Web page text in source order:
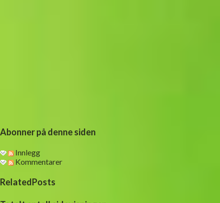
Abonner på denne siden
Innlegg
Kommentarer
RelatedPosts